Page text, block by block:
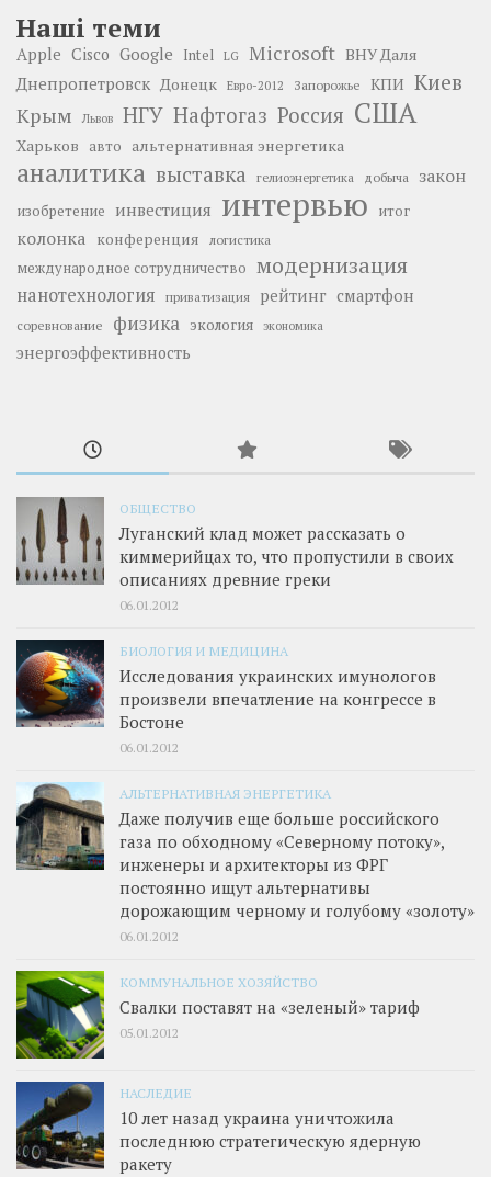
Наші теми
Apple Cisco Google Intel LG Microsoft ВНУ Даля
Днепропетровск Донецк Евро-2012 Запорожье КПИ Киев
Крым Львов НГУ Нафтогаз Россия США
Харьков авто альтернативная энергетика
аналитика выставка гелиоэнергетика добыча закон
изобретение инвестиция интервью итог
колонка конференция логистика
международное сотрудничество модернизация
нанотехнология приватизация рейтинг смартфон
соревнование физика экология экономика
энергоэффективность
ОБЩЕСТВО
Луганский клад может рассказать о
киммерийцах то, что пропустили в своих
описаниях древние греки
06.01.2012
БИОЛОГИЯ И МЕДИЦИНА
Исследования украинских имунологов
произвели впечатление на конгрессе в
Бостоне
06.01.2012
АЛЬТЕРНАТИВНАЯ ЭНЕРГЕТИКА
Даже получив еще больше российского
газа по обходному «Северному потоку»,
инженеры и архитекторы из ФРГ
постоянно ищут альтернативы
дорожающим черному и голубому «золоту»
06.01.2012
КОММУНАЛЬНОЕ ХОЗЯЙСТВО
Свалки поставят на «зеленый» тариф
05.01.2012
НАСЛЕДИЕ
10 лет назад украина уничтожила
последнюю стратегическую ядерную
ракету